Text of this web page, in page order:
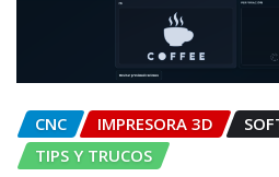
CNC IMPRESORA 3D
TIPS Y TRUCOS